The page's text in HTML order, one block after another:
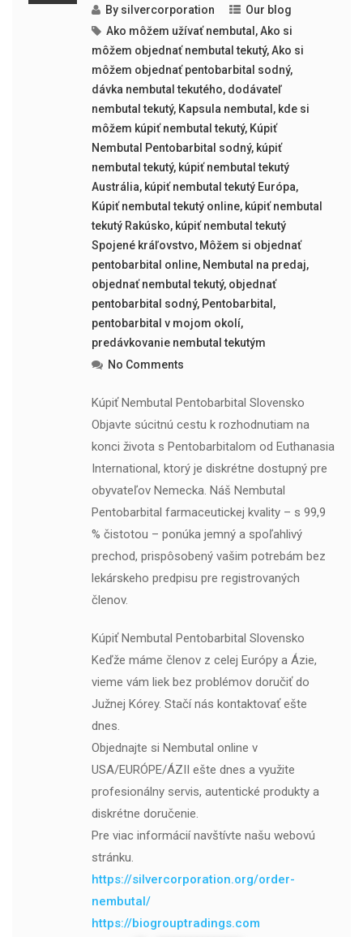
By silvercorporation
Our blog
Ako môžem užívať nembutal ,Ako si
môžem objednať nembutal tekutý,Ako si
môžem objednať pentobarbital sodný,
dávka nembutal tekutého, dodávateľ
nembutal tekutý, Kapsula nembutal , kde si
môžem kúpiť nembutal tekutý, Kúpiť
Nembutal Pentobarbital sodný, kúpiť
nembutal tekutý, kúpiť nembutal tekutý
Austrália, kúpiť nembutal tekutý Európa,
Kúpiť nembutal tekutý online, kúpiť nembutal
tekutý Rakúsko, kúpiť nembutal tekutý
Spojené kráľovstvo, Môžem si objednať
pentobarbital online, Nembutal na predaj,
objednať nembutal tekutý, objednať
pentobarbital sodný, Pentobarbital ,
pentobarbital v mojom okolí,
predávkovanie nembutal tekutým
No Comments
Kúpiť Nembutal Pentobarbital Slovensko
Objavte súcitnú cestu k rozhodnutiam na
konci života s Pentobarbitalom od Euthanasia
International, ktorý je diskrétne dostupný pre
obyvateľov Nemecka. Náš Nembutal
Pentobarbital farmaceutickej kvality – s 99,9
% čistotou – ponúka jemný a spoľahlivý
prechod, prispôsobený vašim potrebám bez
lekárskeho predpisu pre registrovaných
členov.
Kúpiť Nembutal Pentobarbital Slovensko
Keďže máme členov z celej Európy a Ázie,
vieme vám liek bez problémov doručiť do
Južnej Kórey. Stačí nás kontaktovať ešte
dnes.
Objednajte si Nembutal online v
USA/EURÓPE/ÁZII ešte dnes a využite
profesionálny servis, autentické produkty a
diskrétne doručenie.
Pre viac informácií navštívte našu webovú
stránku.
https://silvercorporation.org/order-
nembutal/
https://biogrouptradings.com